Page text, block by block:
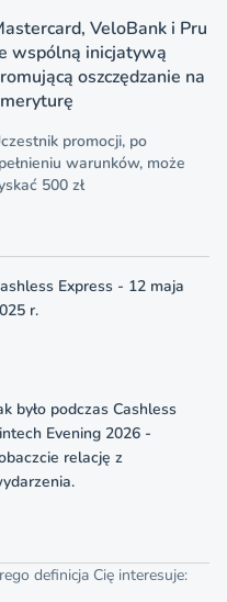
VeloBank i Pru
wspólną inicjatywą
oszczędzanie na
promocji, po
warunków, może
500 zł
Express - 12 maja
r.
było podczas Cashless
Evening 2026 -
relację z
definicja Cię interesuje: